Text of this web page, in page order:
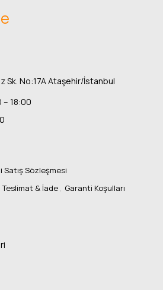
Sk. No:17A Ataşehir/İstanbul
– 18:00
Satış Sözleşmesi
Teslimat & İade Garanti Koşulları